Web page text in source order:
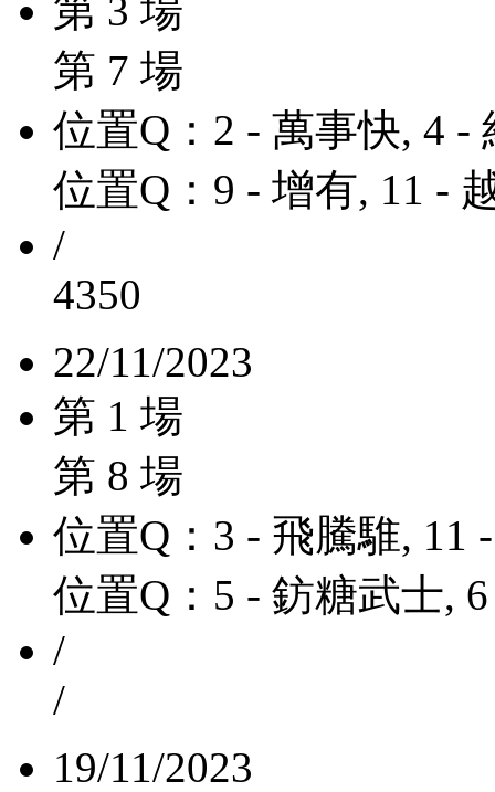
第 3 場
第 7 場
位置Q：2 - 萬事快, 4 -
位置Q：9 - 增有, 11 -
/
4350
22/11/2023
第 1 場
第 8 場
位置Q：3 - 飛騰騅, 11
位置Q：5 - 鈁糖武士,
/
/
19/11/2023